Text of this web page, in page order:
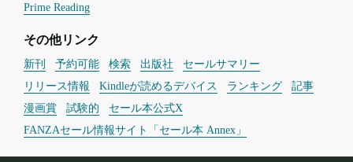
Prime Reading
その他リンク
新刊 予約可能 検索 出版社
セールサマリー
リリース情報
Kindleが読めるデバイス ランキング
記事
漫画賞
試験的
セール本公式X
FANZAセール情報サイト「セール本 Annex」